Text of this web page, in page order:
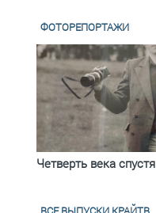
ФОТОРЕПОРТАЖИ
Четверть века спустя